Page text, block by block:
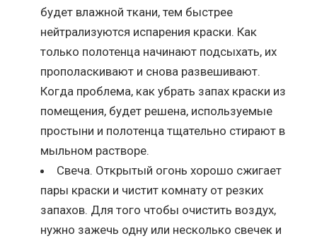
будет влажной ткани, тем быстрее
нейтрализуются испарения краски. Как
только полотенца начинают подсыхать, их
прополаскивают и снова развешивают.
Когда проблема, как убрать запах краски из
помещения, будет решена, используемые
простыни и полотенца тщательно стирают в
мыльном растворе.
Свеча. Открытый огонь хорошо сжигает
пары краски и чистит комнату от резких
запахов. Для того чтобы очистить воздух,
нужно зажечь одну или несколько свечек и